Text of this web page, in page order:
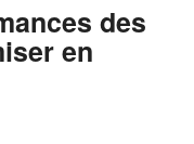
des
en